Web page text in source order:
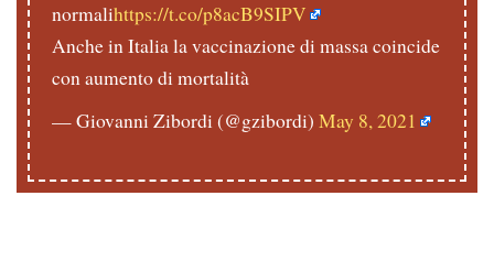
normalihttps://t.co/p8acB9SIPV
Anche in Italia la vaccinazione di massa coincide
con aumento di mortalità
— Giovanni Zibordi (@gzibordi) May 8, 2021